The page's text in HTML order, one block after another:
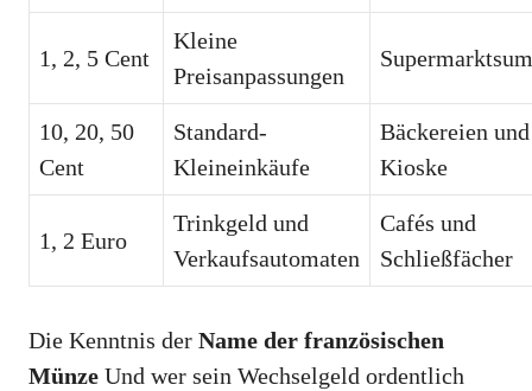
1, 2, 5 Cent
Kleine
Preisanpassungen
10, 20, 50
Cent
Standard-
Kleineinkäufe
Bäckereien und
Kioske
1, 2 Euro
Trinkgeld und
Verkaufsautomaten
Cafés und
Schließfächer
Die Kenntnis der Name der französischen
Münze Und wer sein Wechselgeld ordentlich